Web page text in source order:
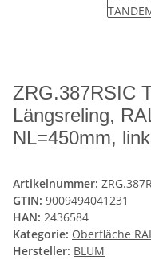
ZRG.387RSIC
Längsreling,
NL=450mm,
Artikelnummer:
GTIN: 9009494041231
HAN: 2436584
Kategorie: Oberfläche
Hersteller: BLUM